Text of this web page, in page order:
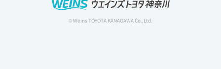
© Weins TOYOTA KANAGAWA Co.,Ltd.